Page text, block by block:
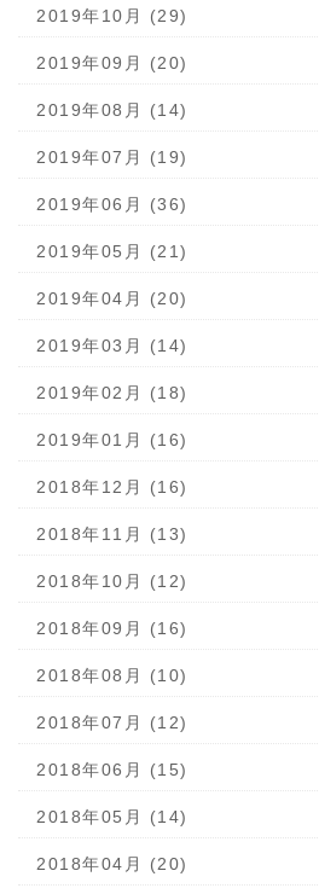
2019年10月 (29)
2019年09月 (20)
2019年08月 (14)
2019年07月 (19)
2019年06月 (36)
2019年05月 (21)
2019年04月 (20)
2019年03月 (14)
2019年02月 (18)
2019年01月 (16)
2018年12月 (16)
2018年11月 (13)
2018年10月 (12)
2018年09月 (16)
2018年08月 (10)
2018年07月 (12)
2018年06月 (15)
2018年05月 (14)
2018年04月 (20)